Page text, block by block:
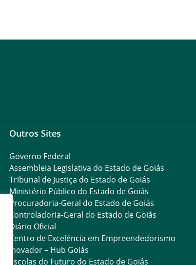
Outros Sites
Governo Federal
Assembleia Legislativa do Estado de Goiás
Tribunal de Justiça do Estado de Goiás
Ministério Público do Estado de Goiás
Procuradoria-Geral do Estado de Goiás
Controladoria-Geral do Estado de Goiás
Diário Oficial
Centro de Excelência em Empreendedorismo
Inovador – Hub Goiás
Escolas do Futuro do Estado de Goiás